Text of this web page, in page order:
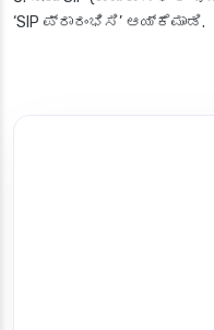
‘SIP ಪ್ರಾರಂಭಿಸಿ’ ಆಯ್ಕೆಮಾಡಿ.